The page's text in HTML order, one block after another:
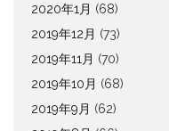
2020年1月 (68)
2019年12月 (73)
2019年11月 (70)
2019年10月 (68)
2019年9月 (62)